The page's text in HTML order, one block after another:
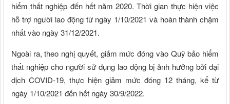
hiểm thất nghiệp đến hết năm 2020. Thời gian thực hiện việc
hỗ trợ người lao động từ ngày 1/10/2021 và hoàn thành chậm
nhất vào ngày 31/12/2021.
Ngoài ra, theo nghị quyết, giảm mức đóng vào Quỹ bảo hiểm
thất nghiệp cho người sử dụng lao động bị ảnh hưởng bởi đại
dịch COVID-19, thực hiện giảm mức đóng 12 tháng, kể từ
ngày 1/10/2021 đến hết ngày 30/9/2022.